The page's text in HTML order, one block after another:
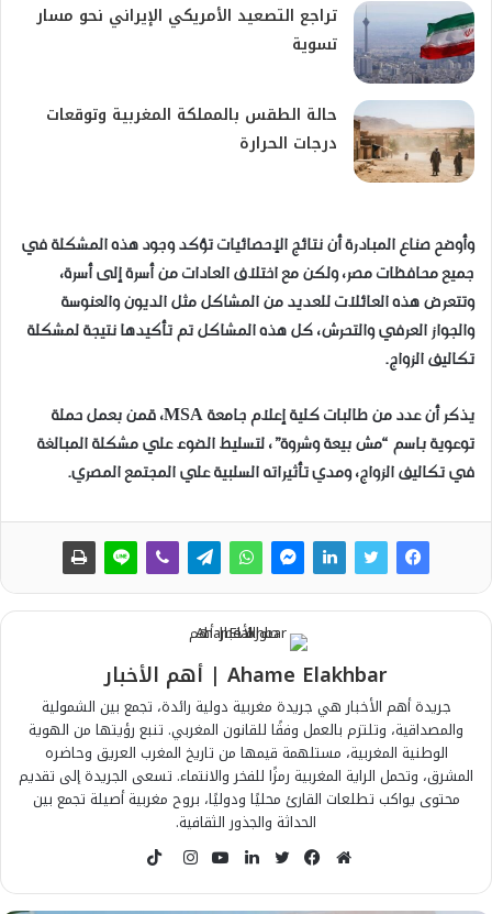
تراجع التصعيد الأمريكي الإيراني نحو مسار
تسوية
حالة الطقس بالمملكة المغربية وتوقعات
درجات الحرارة
وأوضح صناع المبادرة أن نتائج الإحصائيات تؤكد وجود هذه المشكلة في
جميع محافظات مصر، ولكن مع اختلاف العادات من أسرة إلى أسرة،
وتتعرض هذه العائلات للعديد من المشاكل مثل الديون والعنوسة
والجواز العرفي والتحرش، كل هذه المشاكل تم تأكيدها نتيجة لمشكلة
تكاليف الزواج.
يذكر أن عدد من طالبات كلية إعلام جامعة MSA، قمن بعمل حملة
توعوية باسم “مش بيعة وشروة”، لتسليط الضوء علي مشكلة المبالغة
في تكاليف الزواج، ومدي تأثيراته السلبية علي المجتمع المصري.
Ahame Elakhbar | أهم الأخبار
جريدة أهم الأخبار هي جريدة مغربية دولية رائدة، تجمع بين الشمولية
والمصداقية، وتلتزم بالعمل وفقًا للقانون المغربي. تنبع رؤيتها من الهوية
الوطنية المغربية، مستلهمة قيمها من تاريخ المغرب العريق وحاضره
المشرق، وتحمل الراية المغربية رمزًا للفخر والانتماء. تسعى الجريدة إلى تقديم
محتوى يواكب تطلعات القارئ محليًا ودوليًا، بروح مغربية أصيلة تجمع بين
الحداثة والجذور الثقافية.
م
ف
ت
ل
ي
ا